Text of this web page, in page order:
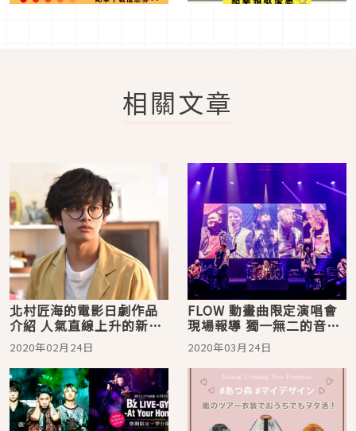
相關文章
北村匠海的電影日劇作品
介紹 人氣直線上升的新生
代演員
2020年02月24日
FLOW 動畫曲限定演唱會
現場報導 獨一無二的音樂
愛x動畫愛x樂團愛打破音
樂疆界
2020年03月24日